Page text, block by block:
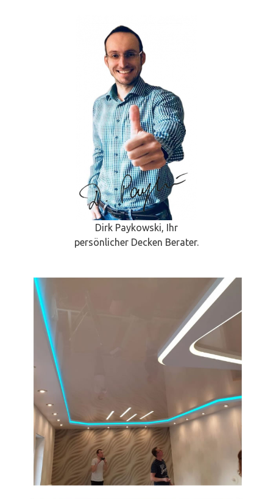
Dirk Paykowski, Ihr
persönlicher Decken Berater.